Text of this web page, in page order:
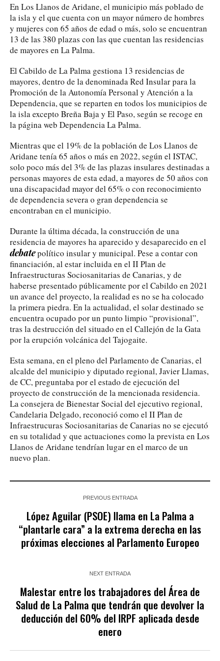
En Los Llanos de Aridane, el municipio más poblado de
la isla y el que cuenta con un mayor número de hombres
y mujeres con 65 años de edad o más, solo se encuentran
13 de las 380 plazas con las que cuentan las residencias
de mayores en La Palma.
El Cabildo de La Palma gestiona 13 residencias de
mayores, dentro de la denominada Red Insular para la
Promoción de la Autonomía Personal y Atención a la
Dependencia, que se reparten en todos los municipios de
la isla excepto Breña Baja y El Paso, según se recoge en
la página web Dependencia La Palma.
Mientras que el 19% de la población de Los Llanos de
Aridane tenía 65 años o más en 2022, según el ISTAC,
solo poco más del 3% de las plazas insulares destinadas a
personas mayores de esta edad, a mayores de 50 años con
una discapacidad mayor del 65% o con reconocimiento
de dependencia severa o gran dependencia se
encontraban en el municipio.
Durante la última década, la construcción de una
residencia de mayores ha aparecido y desaparecido en el
debatepolítico insular y municipal. Pese a contar con
financiación, al estar incluida en el II Plan de
Infraestructuras Sociosanitarias de Canarias, y de
haberse presentado públicamente por el Cabildo en 2021
un avance del proyecto, la realidad es no se ha colocado
la primera piedra. En la actualidad, el solar destinado se
encuentra ocupado por un punto limpio “provisional”,
tras la destrucción del situado en el Callejón de la Gata
por la erupción volcánica del Tajogaite.
Esta semana, en el pleno del Parlamento de Canarias, el
alcalde del municipio y diputado regional, Javier Llamas,
de CC, preguntaba por el estado de ejecución del
proyecto de construcción de la mencionada residencia.
La consejera de Bienestar Social del ejecutivo regional,
Candelaria Delgado, reconoció como el II Plan de
Infraestrucuras Sociosanitarias de Canarias no se ejecutó
en su totalidad y que actuaciones como la prevista en Los
Llanos de Aridane tendrían lugar en el marco de un
nuevo plan.
PREVIOUS ENTRADA
López Aguilar (PSOE) llama en La Palma a
“plantarle cara” a la extrema derecha en las
próximas elecciones al Parlamento Europeo
NEXT ENTRADA
Malestar entre los trabajadores del Área de
Salud de La Palma que tendrán que devolver la
deducción del 60% del IRPF aplicada desde
enero